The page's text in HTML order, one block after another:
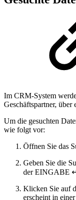
Im CRM-System
Geschäftspartner, über
Um die gesuchten
wie folgt vor:
Öffnen Sie das
Geben Sie die
derEINGABE
Klicken Sie auf
erscheint in